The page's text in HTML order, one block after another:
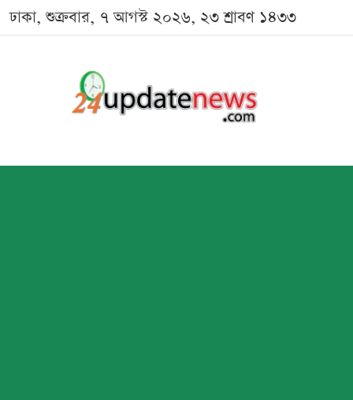
ঢাকা, শুক্রবার, ৭ আগস্ট ২০২৬, ২৩ শ্রাবণ ১৪৩৩